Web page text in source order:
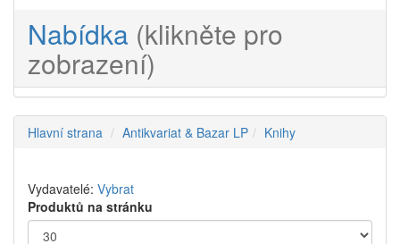
Nabídka (klikněte pro
zobrazení)
Hlavní strana Antikvariat & Bazar LP Knihy
Vydavatelé: Vybrat
Produktů na stránku